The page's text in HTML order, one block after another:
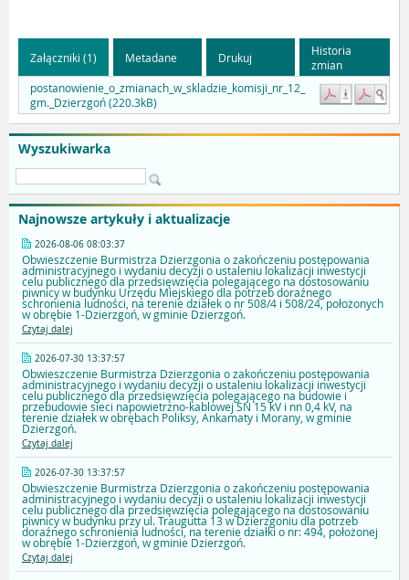
Wyszukiwarka
Najnowsze artykuły i aktualizacje
2026-08-06 08:03:37
Obwieszczenie Burmistrza Dzierzgonia o zakończeniu postępowania
administracyjnego i wydaniu decyzji o ustaleniu lokalizacji inwestycji
celu publicznego dla przedsięwzięcia polegającego na dostosowaniu
piwnicy w budynku Urzędu Miejskiego dla potrzeb doraźnego
schronienia ludności, na terenie działek o nr 508/4 i 508/24, położonych
w obrębie 1-Dzierzgoń, w gminie Dzierzgoń.
Czytaj dalej
2026-07-30 13:37:57
Obwieszczenie Burmistrza Dzierzgonia o zakończeniu postępowania
administracyjnego i wydaniu decyzji o ustaleniu lokalizacji inwestycji
celu publicznego dla przedsięwzięcia polegającego na budowie i
przebudowie sieci napowietrzno-kablowej SN 15 kV i nn 0,4 kV, na
terenie działek w obrębach Poliksy, Ankamaty i Morany, w gminie
Dzierzgoń.
Czytaj dalej
2026-07-30 13:37:57
Obwieszczenie Burmistrza Dzierzgonia o zakończeniu postępowania
administracyjnego i wydaniu decyzji o ustaleniu lokalizacji inwestycji
celu publicznego dla przedsięwzięcia polegającego na dostosowaniu
piwnicy w budynku przy ul. Traugutta 13 w Dzierzgoniu dla potrzeb
doraźnego schronienia ludności, na terenie działki o nr: 494, położonej
w obrębie 1-Dzierzgoń, w gminie Dzierzgoń.
Czytaj dalej
Załączniki (1) Metadane Drukuj
Historia
zmian
postanowienie_o_zmianach_w_skladzie_komisji_nr_12_
gm._Dzierzgoń (220.3kB)